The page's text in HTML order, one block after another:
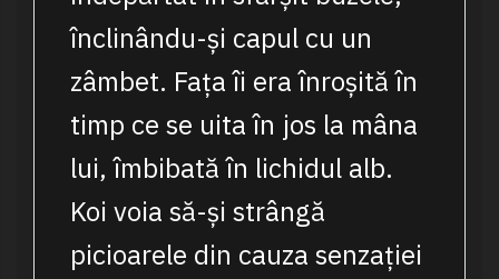
înclinându-și capul cu un
zâmbet. Fața îi era înroșită în
timp ce se uita în jos la mâna
lui, îmbibată în lichidul alb.
Koi voia să-și strângă
picioarele din cauza senzației